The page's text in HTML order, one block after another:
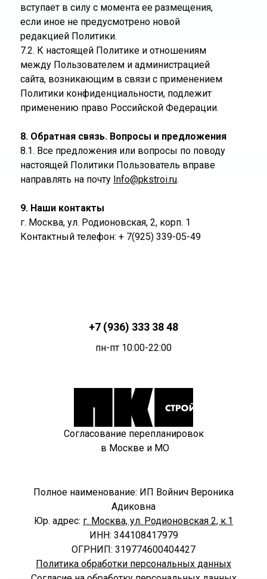
вступает в силу с момента ее размещения,
если иное не предусмотрено новой
редакцией Политики.
7.2. К настоящей Политике и отношениям
между Пользователем и администрацией
сайта, возникающим в связи с применением
Политики конфиденциальности, подлежит
применению право Российской Федерации.
8. Обратная связь. Вопросы и предложения
8.1. Все предложения или вопросы по поводу
настоящей Политики Пользователь вправе
направлять на почту Info@pkstroi.ru.
9. Наши контакты
г. Москва, ул. Родионовская, 2, корп. 1
Контактный телефон: + 7(925) 339-05-49
+7 (936) 333 38 48
пн-пт 10:00-22:00
Согласование перепланировок
в Москве и МО
Полное наименование: ИП Войнич Вероника
Адиковна
Юр. адрес: г. Москва, ул. Родионовская 2, к.1
ИНН: 344108417979
ОГРНИП: 319774600404427
Политика обработки персональных данных